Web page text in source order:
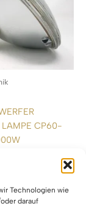
Technologien wie
darauf
LAMPE CP60-